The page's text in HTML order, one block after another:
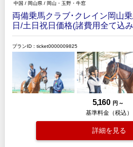
中国 / 岡山県 / 岡山・玉野・牛窓
両備乗馬クラブ･クレイン岡山
日/土日祝日価格(諸費用全て込
プランID：ticket0000009825
5,160 円 ～
基準料金（税込）
詳細を見る